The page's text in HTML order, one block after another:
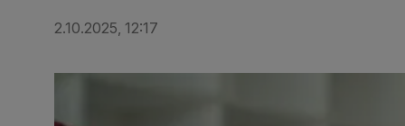
2.10.2025, 12:17